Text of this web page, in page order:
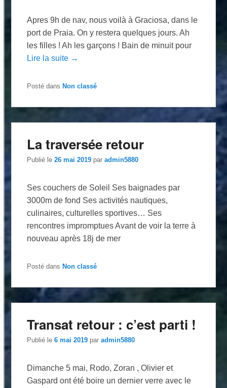
Apres 9h de nav, nous voilà à Graciosa, dans le
port de Praia. On y restera quelques jours. Ah
les filles ! Ah les garçons ! Bain de minuit pour
Lire la suite →
Posté dans Non classé
La traversée retour
Publié le26 mai 2019 paradmin5880
Ses couchers de Soleil Ses baignades par
3000m de fond Ses activités nautiques,
culinaires, culturelles sportives… Ses
rencontres impromptues Avant de voir la terre à
nouveau après 18j de mer
Posté dans Non classé
Transat retour : c’est parti !
Publié le6 mai 2019 paradmin5880
Dimanche 5 mai, Rodo, Zoran , Olivier et
Gaspard ont été boire un dernier verre avec le